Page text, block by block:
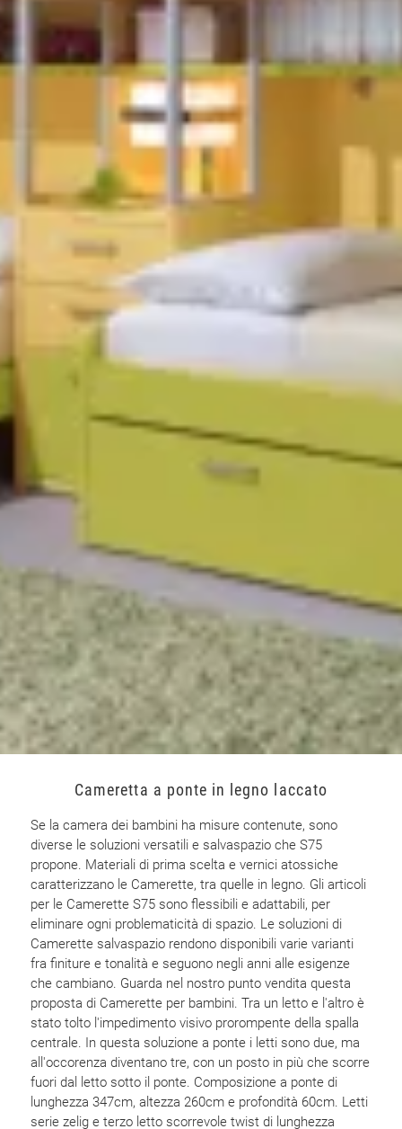
Cameretta a ponte in legno laccato
Se la camera dei bambini ha misure contenute, sono
diverse le soluzioni versatili e salvaspazio che S75
propone. Materiali di prima scelta e vernici atossiche
caratterizzano le Camerette, tra quelle in legno. Gli articoli
per le Camerette S75 sono flessibili e adattabili, per
eliminare ogni problematicità di spazio. Le soluzioni di
Camerette salvaspazio rendono disponibili varie varianti
fra finiture e tonalità e seguono negli anni alle esigenze
che cambiano. Guarda nel nostro punto vendita questa
proposta di Camerette per bambini. Tra un letto e l'altro è
stato tolto l'impedimento visivo prorompente della spalla
centrale. In questa soluzione a ponte i letti sono due, ma
all'occorenza diventano tre, con un posto in più che scorre
fuori dal letto sotto il ponte. Composizione a ponte di
lunghezza 347cm, altezza 260cm e profondità 60cm. Letti
serie zelig e terzo letto scorrevole twist di lunghezza